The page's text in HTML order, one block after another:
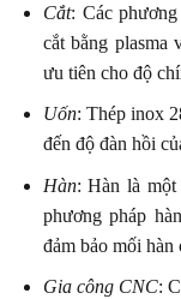
Cắt: Các
cắt bằng plasma
ưu tiên cho độ
Uốn: Thép inox
đến độ đàn hồi
Hàn: Hàn là một
phương pháp
đảm bảo mối
Gia công CNC: